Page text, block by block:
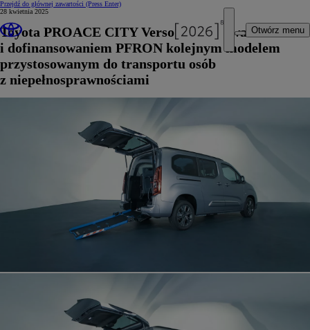
Przejdź do głównej zawartości (Press Enter)
Otwórz menu
28 kwietnia 2025
Toyota PROACE CITY Verso z zabudowami Gruau
i dofinansowaniem PFRON kolejnym modelem
przystosowanym do transportu osób
z niepełnosprawnościami